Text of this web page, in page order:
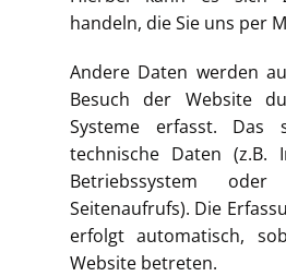
handeln, die Sie uns per
Andere Daten werden
Besuch der Website
Systeme erfasst. Das
technische Daten (z.B.
Betriebssystem
Seitenaufrufs). Die
erfolgt automatisch,
Website betreten.